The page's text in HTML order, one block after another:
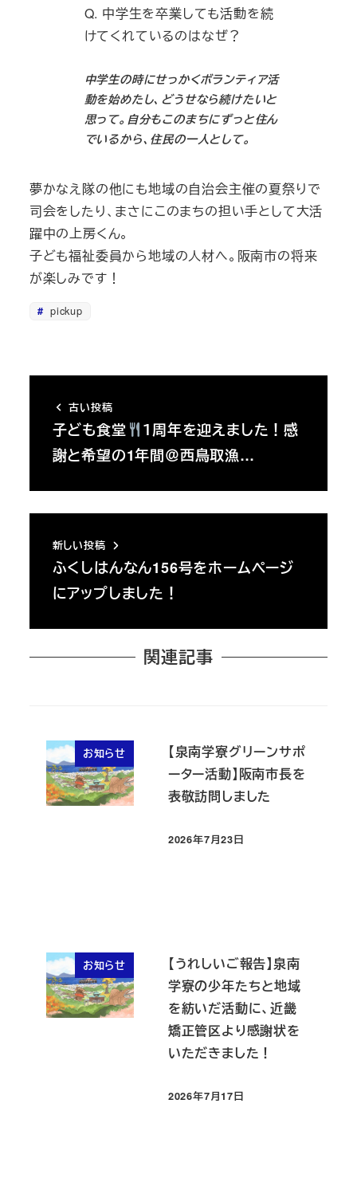
Q. 中学生を卒業しても活動を続
けてくれているのはなぜ？
中学生の時にせっかくボランティア活
動を始めたし、どうせなら続けたいと
思って。自分もこのまちにずっと住ん
でいるから、住民の一人として。
夢かなえ隊の他にも地域の自治会主催の夏祭りで
司会をしたり、まさにこのまちの担い手として大活
躍中の上房くん。
子ども福祉委員から地域の人材へ。阪南市の将来
が楽しみです！
pickup
古い投稿
子ども食堂
１周年を迎えました！感
謝と希望の1年間＠西鳥取漁…
新しい投稿
ふくしはんなん156号をホームページ
にアップしました！
関連記事
お知らせ
【泉南学寮グリーンサポ
ーター活動】阪南市長を
表敬訪問しました
投稿日
2026年7月23日
お知らせ
【うれしいご報告】泉南
学寮の少年たちと地域
を紡いだ活動に、近畿
矯正管区より感謝状を
いただきました！
投稿日
2026年7月17日